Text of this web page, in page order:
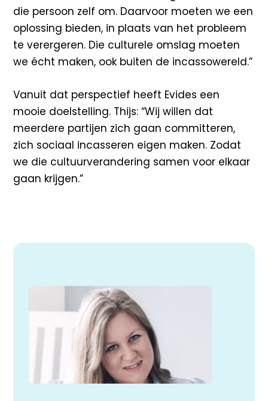
die persoon zelf om. Daarvoor moeten we een
oplossing bieden, in plaats van het probleem
te verergeren. Die culturele omslag moeten
we écht maken, ook buiten de incassowereld.”
Vanuit dat perspectief heeft Evides een
mooie doelstelling. Thijs: “Wij willen dat
meerdere partijen zich gaan committeren,
zich sociaal incasseren eigen maken. Zodat
we die cultuurverandering samen voor elkaar
gaan krijgen.”